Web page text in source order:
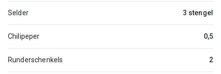
Selder 3 stengel
Chilipeper 0,5
Runderschenkels 2